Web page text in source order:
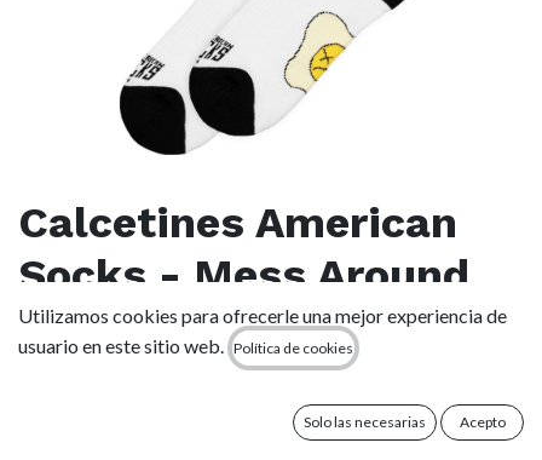
Calcetines American
Socks - Mess Around
(0 reseña)
-Largo medio-alto: hasta la mitad de la pantorrilla.
Utilizamos cookies para ofrecerle una mejor experiencia de
usuario en este sitio web.
Política de cookies
Solo las necesarias Acepto